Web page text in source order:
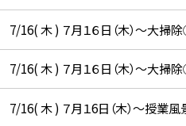
7/16( 木 ) ７月１６日（木）～大掃
7/16( 木 ) ７月１６日（木）～大掃
7/16( 木 ) ７月１6日（木）～授業